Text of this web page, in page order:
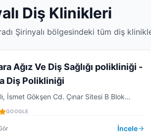
Diş Klinikleri
Şirinyalı bölgesindeki tüm diş
4.9 (
Ağız Ve Diş Sağlığı polikliniği -
Diş Polikliniği
İsmet Gökşen Cd. Çınar Sitesi B Blok
D:3, 07160 Muratpaşa/Antalya, Türkiye
GOOGLE
İncele